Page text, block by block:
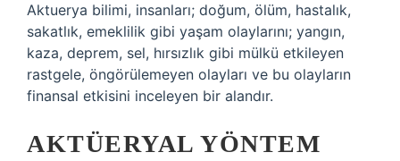
Aktuerya bilimi, insanları; doğum, ölüm, hastalık,
sakatlık, emeklilik gibi yaşam olaylarını; yangın,
kaza, deprem, sel, hırsızlık gibi mülkü etkileyen
rastgele, öngörülemeyen olayları ve bu olayların
finansal etkisini inceleyen bir alandır.
AKTÜERYAL YÖNTEM